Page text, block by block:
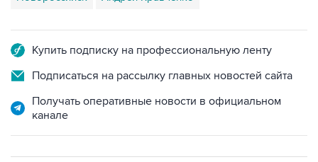
Подписаться на рассылку главных новостей сайта
Получать оперативные новости в официальном